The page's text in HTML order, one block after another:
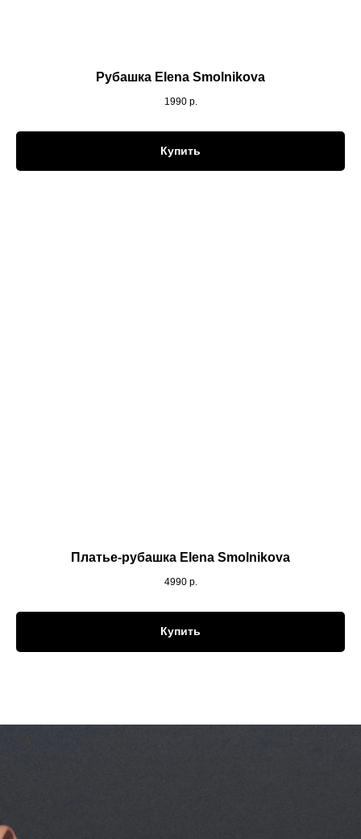
Рубашка Elena Smolnikova
1990 р.
Купить
Платье-рубашка Elena Smolnikova
4990 р.
Купить